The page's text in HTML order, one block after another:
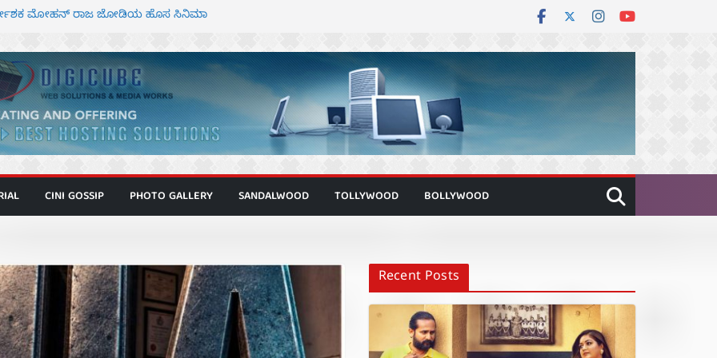
ಮಿತ್ರ ಅಭಿನಯದ “ಮಹಾನ್” ಫಸ್ಟ್ ಲುಕ್
ಕಿಟ್ಟಿ – ಮೇಘನಾರಾಜ್ ಅಭಿನಯದ “ಅಮರ್ಥ” ಚಿತ್ರ
ಅಜೇಯಂ” ಹಾಡಿದ ದೃಶ್ಯ ವೈಭವ
ಶಿವಣ್ಣ ಅಭಿನಯದ ‘ಬಾಸ್’ ಚಿತ್ರ ತೆರೆಗೆ
CINI GOSSIP PHOTO GALLERY SANDALWOOD TOLLYWOOD BOLLYWOOD
Recent Posts